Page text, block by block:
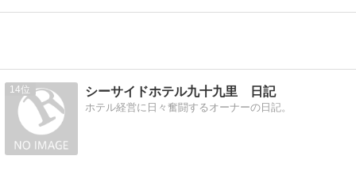
14 シーサイドホテル九十九里 日記
ホテル経営に日々奮闘するオーナーの日記。